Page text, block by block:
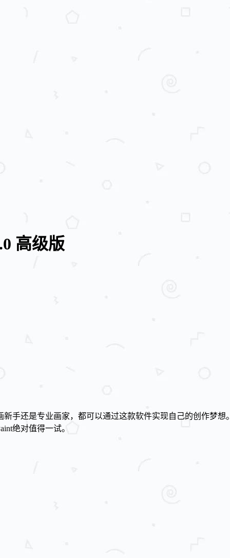
高级版
手还是专业画家，都可以通过这款软件实现自己的创作梦
绝对值得一试。